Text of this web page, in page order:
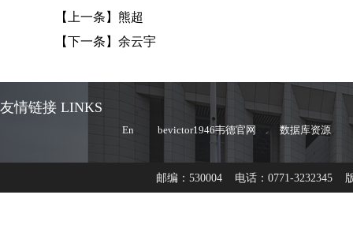
【上一条】 熊超
【下一条】 余云宇
友情链接 LINKS
En bevictor1946韦德官网 数据库资源
邮编：530004 电话：0771-3232345